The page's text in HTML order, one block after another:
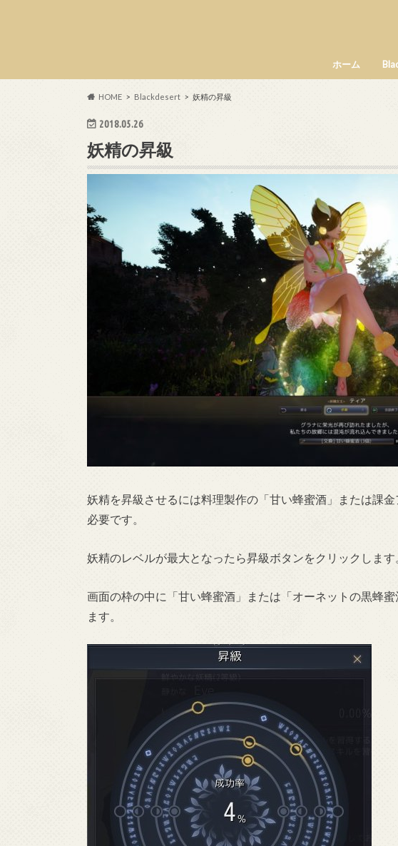
ホーム
HOME Blackdesert 妖精の昇級
2018.05.26
妖精の昇級
妖精を昇級させるには料理製作の「甘い蜂蜜酒」または課
必要です。
妖精のレベルが最大となったら昇級ボタンをクリックします
画面の枠の中に「甘い蜂蜜酒」または「オーネットの黒蜂
ます。